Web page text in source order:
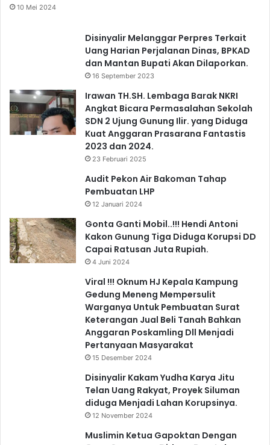
10 Mei 2024
Disinyalir Melanggar Perpres Terkait
Uang Harian Perjalanan Dinas, BPKAD
dan Mantan Bupati Akan Dilaporkan.
16 September 2023
Irawan TH.SH. Lembaga Barak NKRI
Angkat Bicara Permasalahan Sekolah
SDN 2 Ujung Gunung Ilir. yang Diduga
Kuat Anggaran Prasarana Fantastis
2023 dan 2024.
23 Februari 2025
Audit Pekon Air Bakoman Tahap
Pembuatan LHP
12 Januari 2024
Gonta Ganti Mobil..!!! Hendi Antoni
Kakon Gunung Tiga Diduga Korupsi DD
Capai Ratusan Juta Rupiah.
4 Juni 2024
Viral !!! Oknum HJ Kepala Kampung
Gedung Meneng Mempersulit
Warganya Untuk Pembuatan Surat
Keterangan Jual Beli Tanah Bahkan
Anggaran Poskamling Dll Menjadi
Pertanyaan Masyarakat
15 Desember 2024
Disinyalir Kakam Yudha Karya Jitu
Telan Uang Rakyat, Proyek Siluman
diduga Menjadi Lahan Korupsinya.
12 November 2024
Muslimin Ketua Gapoktan Dengan